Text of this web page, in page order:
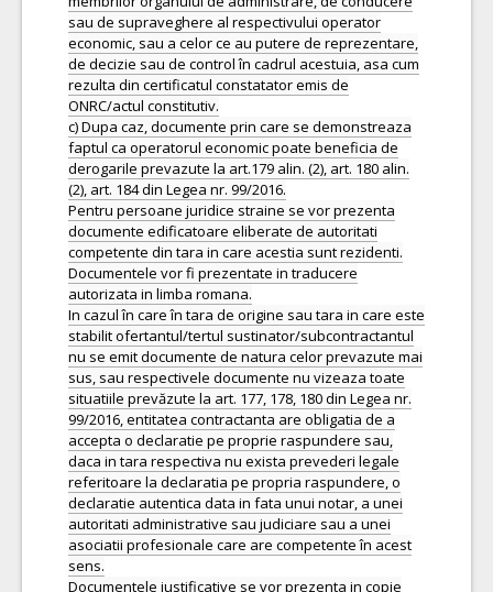
sau de supraveghere al respectivului operator
economic, sau a celor ce au putere de reprezentare,
de decizie sau de control în cadrul acestuia, asa cum
rezulta din certificatul constatator emis de
ONRC/actul constitutiv.
c) Dupa caz, documente prin care se demonstreaza
faptul ca operatorul economic poate beneficia de
derogarile prevazute la art.179 alin. (2), art. 180 alin.
(2), art. 184 din Legea nr. 99/2016.
Pentru persoane juridice straine se vor prezenta
documente edificatoare eliberate de autoritati
competente din tara in care acestia sunt rezidenti.
Documentele vor fi prezentate in traducere
autorizata in limba romana.
In cazul în care în tara de origine sau tara in care este
stabilit ofertantul/tertul sustinator/subcontractantul
nu se emit documente de natura celor prevazute mai
sus, sau respectivele documente nu vizeaza toate
situatiile prevăzute la art. 177, 178, 180 din Legea nr.
99/2016, entitatea contractanta are obligatia de a
accepta o declaratie pe proprie raspundere sau,
daca in tara respectiva nu exista prevederi legale
referitoare la declaratia pe propria raspundere, o
declaratie autentica data in fata unui notar, a unei
autoritati administrative sau judiciare sau a unei
asociatii profesionale care are competente în acest
sens.
Documentele justificative se vor prezenta in copie